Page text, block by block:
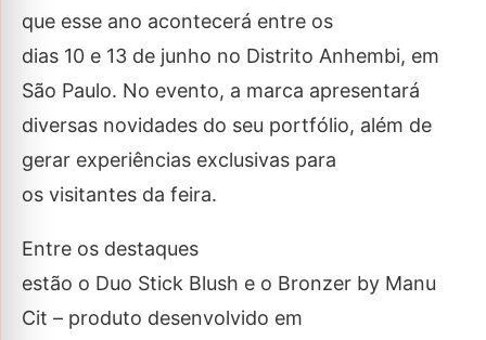
que esse ano acontecerá entre os
dias 10 e 13 de junho no Distrito Anhembi, em
São Paulo. No evento, a marca apresentará
diversas novidades do seu portfólio, além de
gerar experiências exclusivas para
os visitantes da feira.
Entre os destaques
estão o Duo Stick Blush e o Bronzer by Manu
Cit – produto desenvolvido em